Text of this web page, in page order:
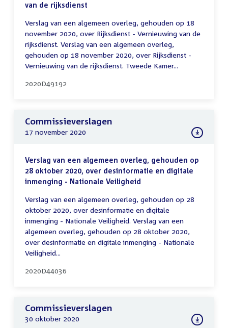
van de rijksdienst
Verslag van een algemeen overleg, gehouden op 18
november 2020, over Rijksdienst - Vernieuwing van de
rijksdienst. Verslag van een algemeen overleg,
gehouden op 18 november 2020, over Rijksdienst -
Vernieuwing van de rijksdienst. Tweede Kamer...
2020D49192
Commissieverslagen
17 november 2020
Verslag van een algemeen overleg, gehouden op
28 oktober 2020, over desinformatie en digitale
inmenging - Nationale Veiligheid
Verslag van een algemeen overleg, gehouden op 28
oktober 2020, over desinformatie en digitale
inmenging - Nationale Veiligheid. Verslag van een
algemeen overleg, gehouden op 28 oktober 2020,
over desinformatie en digitale inmenging - Nationale
Veiligheid...
2020D44036
Commissieverslagen
30 oktober 2020